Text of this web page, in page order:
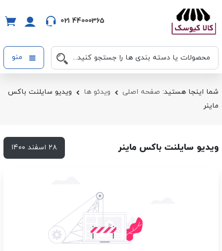
021 44000365
منو
شما اینجا هستید: صفحه اصلی ویدئو ها
ویدیو سایلنت باکس
ماینر
ویدیو سایلنت باکس ماینر ۲۸ اسفند ۱۴۰۰